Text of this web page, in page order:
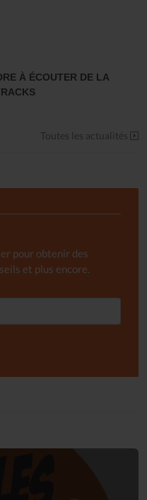
À ÉCOUTER DE LA
Toutes les actualités
pour obtenir des
et plus encore.